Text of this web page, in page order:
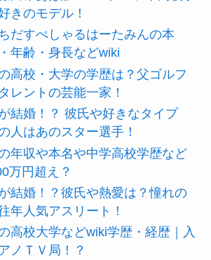
きのモデル！
だすぺしゃるはーたみんの本
年齢・身長などwiki
高校・大学の学歴は？父ゴルフ
レントの芸能一家！
結婚！？ 彼氏や好きなタイプ
人はあのスター選手！
年収や本名や中学高校学歴など
万円超え？
結婚！？彼氏や熱愛は？憧れの
年人気アスリート！
高校大学などwiki学歴・経歴｜入
ノＴＶ局！？